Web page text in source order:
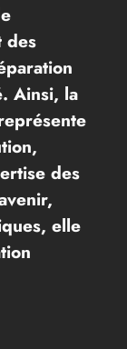
des
Ainsi, la
des
elle